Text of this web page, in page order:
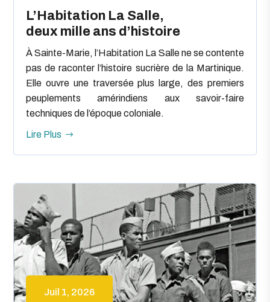
L’Habitation La Salle,
deux mille ans d’histoire
À Sainte-Marie, l’Habitation La Salle ne se contente
pas de raconter l’histoire sucrière de la Martinique.
Elle ouvre une traversée plus large, des premiers
peuplements amérindiens aux savoir-faire
techniques de l’époque coloniale.
Lire Plus
Juil 1, 2026